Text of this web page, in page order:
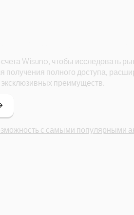
Wisuno, чтобы исследовать
получения полного доступа,
эксклюзивных преимуществ.
с самыми популярными